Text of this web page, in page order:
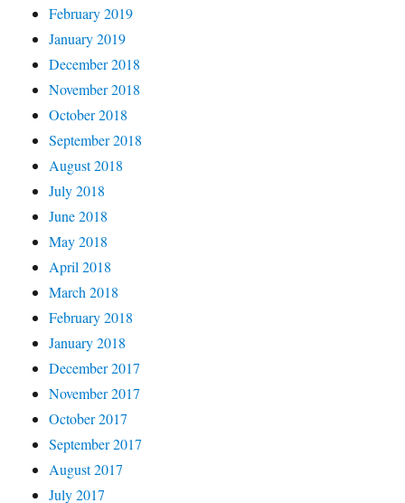
February 2019
January 2019
December 2018
November 2018
October 2018
September 2018
August 2018
July 2018
June 2018
May 2018
April 2018
March 2018
February 2018
January 2018
December 2017
November 2017
October 2017
September 2017
August 2017
July 2017